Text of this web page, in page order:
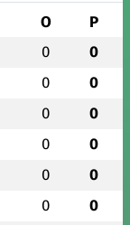
O P
0 0
0 0
0 0
0 0
0 0
0 0